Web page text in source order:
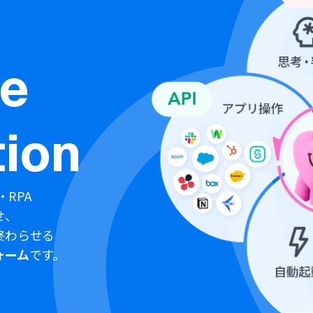
RPA
らせる
ームです。